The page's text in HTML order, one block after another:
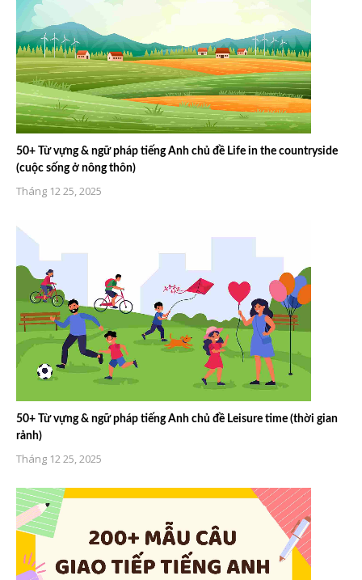
50+ Từ vựng & ngữ pháp tiếng Anh chủ đề Life in the countryside
(cuộc sống ở nông thôn)
Tháng 12 25, 2025
50+ Từ vựng & ngữ pháp tiếng Anh chủ đề Leisure time (thời gian
rảnh)
Tháng 12 25, 2025